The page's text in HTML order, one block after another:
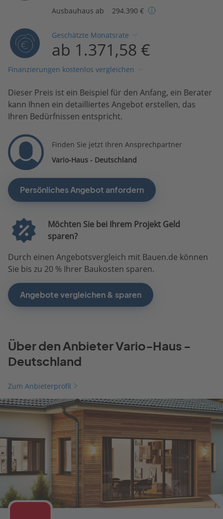
Ausbauhaus ab 294.390 €
Geschätzte Monatsrate
ab 1.371,58 €
Finanzierungen kostenlos vergleichen
Dieser Preis ist ein Beispiel für den Anfang, ein Berater
kann Ihnen ein detailliertes Angebot erstellen, das
Ihren Bedürfnissen entspricht.
Finden Sie jetzt Ihren Ansprechpartner
Vario-Haus - Deutschland
Persönliches Angebot anfordern
Möchten Sie bei Ihrem Projekt Geld
sparen?
Durch einen Angebotsvergleich mit Bauen.de können
Sie bis zu 20 % Ihrer Baukosten sparen.
Angebote vergleichen & sparen
Über den Anbieter Vario-Haus -
Deutschland
Zum Anbieterprofil